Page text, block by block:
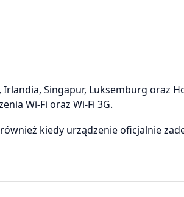
Singapur, Luksemburg oraz
Wi-Fi oraz Wi-Fi 3G.
kiedy urządzenie oficjalnie